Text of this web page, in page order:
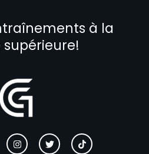
à la
supérieure!